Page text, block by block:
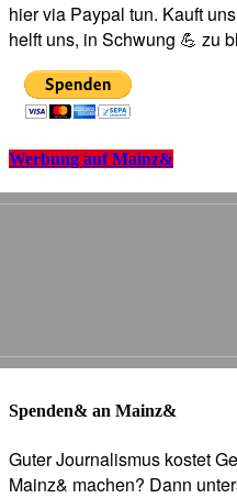
hier via Paypal tun. Kauft
helft uns, in Schwung 💪 zu
Werbung auf Mainz&
Spenden& an Mainz&
Guter Journalismus kostet
Mainz& machen? Dann